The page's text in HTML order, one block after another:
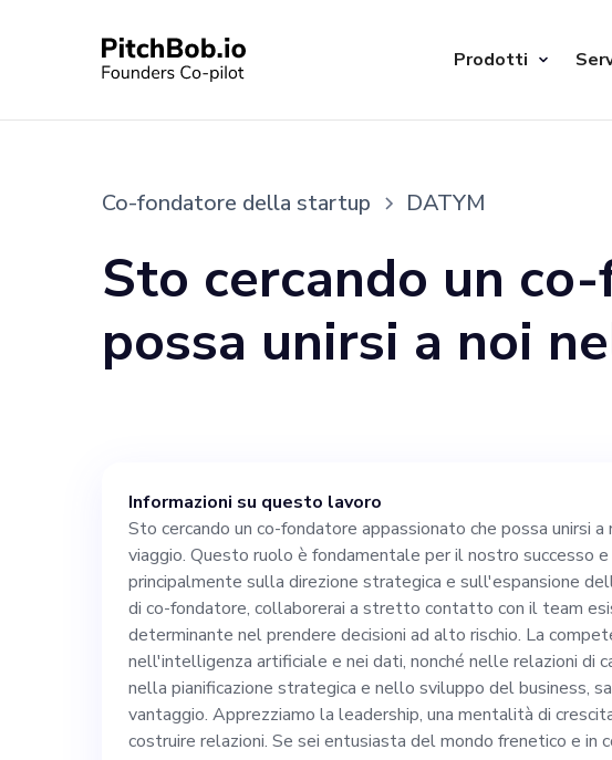
Prodotti
Co-fondatore della startup DATYM
Sto cercando un
possa unirsi a noi
e sull'espansione
fondatore,
team esistente e
decisioni ad alto
Informazioni su questo lavoro
Sto cercando un co-fondatore appassionato che possa unirsi
viaggio. Questo ruolo è fondamentale per il nostro successo e
principalmente sulla direzione strategica e sull'espansione
di co-fondatore, collaborerai a stretto contatto con il team
determinante nel prendere decisioni ad alto rischio. La
nell'intelligenza artificiale e nei dati, nonché nelle relazioni di
nella pianificazione strategica e nello sviluppo del business,
vantaggio. Apprezziamo la leadership, una mentalità di
costruire relazioni. Se sei entusiasta del mondo frenetico e in